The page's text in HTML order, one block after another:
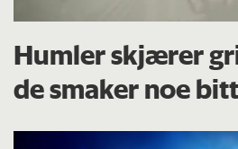
Humler skjærer
de smaker noe